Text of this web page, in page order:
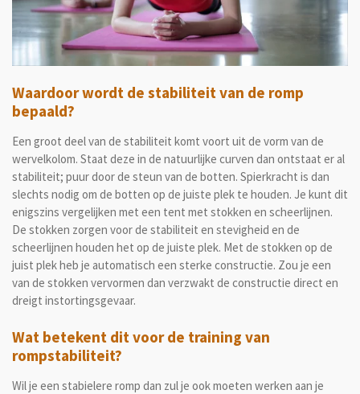
Waardoor wordt de stabiliteit van de romp
bepaald?
Een groot deel van de stabiliteit komt voort uit de vorm van de
wervelkolom. Staat deze in de natuurlijke curven dan ontstaat er al
stabiliteit; puur door de steun van de botten. Spierkracht is dan
slechts nodig om de botten op de juiste plek te houden. Je kunt dit
enigszins vergelijken met een tent met stokken en scheerlijnen.
De stokken zorgen voor de stabiliteit en stevigheid en de
scheerlijnen houden het op de juiste plek. Met de stokken op de
juist plek heb je automatisch een sterke constructie. Zou je een
van de stokken vervormen dan verzwakt de constructie direct en
dreigt instortingsgevaar.
Wat betekent dit voor de training van
rompstabiliteit?
Wil je een stabielere romp dan zul je ook moeten werken aan je